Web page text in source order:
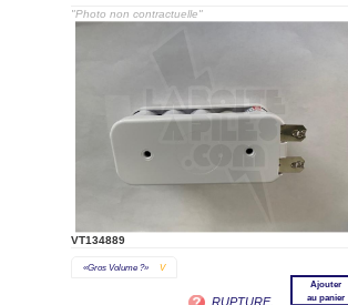
"Photo non contractuelle"
VT134889
«gros Volume ?» V
RUPTURE,
Ajouter
au panier